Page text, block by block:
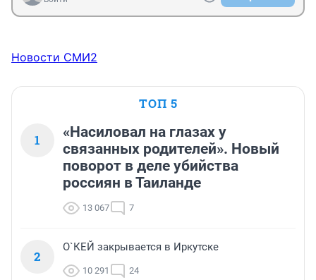
Новости СМИ2
ТОП 5
1
«Насиловал на глазах у
связанных родителей». Новый
поворот в деле убийства
россиян в Таиланде
13 067 7
2
О`КЕЙ закрывается в Иркутске
10 291 24